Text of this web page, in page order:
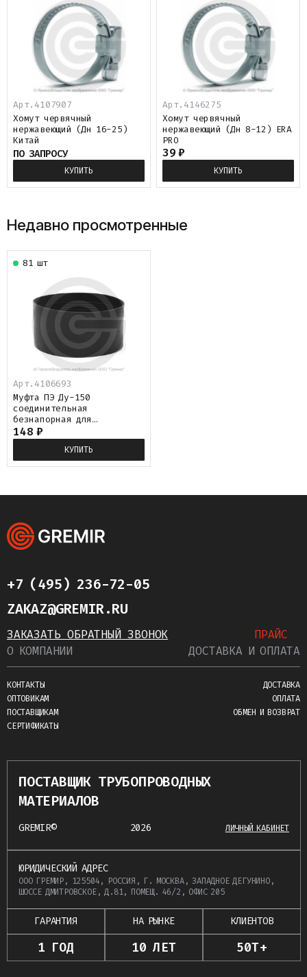
Арт.4107907
Хомут червячный
нержавеющий (Дн 16-25)
Китай
ПО ЗАПРОСУ
КУПИТЬ
Арт.4146275
Хомут червячный
нержавеющий (Дн 8-12) ERA
PRO
39 ₽
КУПИТЬ
Недавно просмотренные
Арт. 4106693
81 шт
Муфта ПЭ Ду-150
соединительная
безнапорная для
асбестоцементных труб
148 ₽
КУПИТЬ
+7 (495) 236-72-05
ZAKAZ@GREMIR.RU
ЗАКАЗАТЬ ОБРАТНЫЙ ЗВОНОК
ПРАЙС
О КОМПАНИИ
КОНТАКТЫ
ОПТОВИКАМ
ПОСТАВЩИКАМ
СЕРТИФИКАТЫ
ДОСТАВКА И ОПЛАТА
ДОСТАВКА
ОПЛАТА
ОБМЕН И ВОЗВРАТ
ПОСТАВЩИК ТРУБОПРОВОДНЫХ
МАТЕРИАЛОВ
GREMIR© 2026 ЛИЧНЫЙ КАБИНЕТ
ЮРИДИЧЕСКИЙ АДРЕС
ООО ГРЕМИР, 125504, РОССИЯ, Г. МОСКВА, ЗАПАДНОЕ ДЕГУНИНО,
ШОССЕ ДМИТРОВСКОЕ, Д.81, ПОМЕЩ. 46/2, ОФИС 205
ГАРАНТИЯ
1 ГОД
НА РЫНКЕ
10 ЛЕТ
КЛИЕНТОВ
50Т+